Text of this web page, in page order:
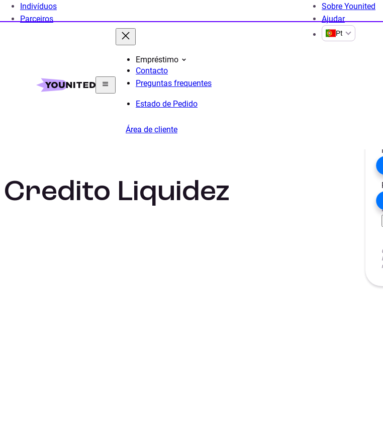
Indivíduos
Parceiros
Sobre Younited
Ajudar
Pt
Empréstimo
Contacto
Preguntas frequentes
Estado de Pedido
Área de cliente
Credito Liquidez
Credito Liquidez